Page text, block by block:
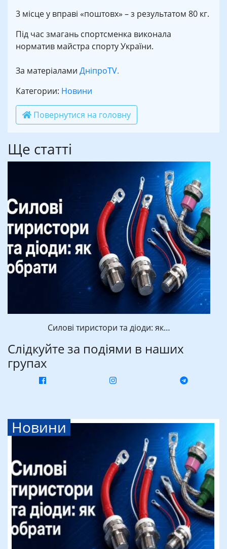
3 місце у вправі «поштовх» – з результатом 80 кг.
Під час змагань спортсменка виконала
норматив майстра спорту України.
За матеріалами ДніпроTV.
Категории: Новини
Повернутися на головну
Ще статті
Силові тиристори та діоди: як…
Слідкуйте за подіями в наших
групах
Новини